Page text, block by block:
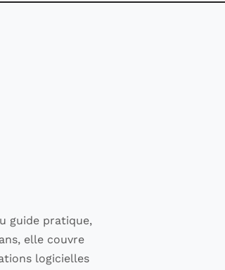
guide pratique,
elle couvre
logicielles